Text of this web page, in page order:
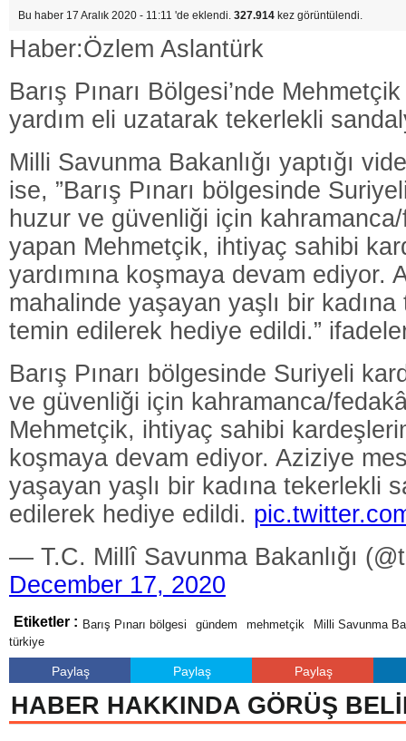
Bu haber 17 Aralık 2020 - 11:11 'de eklendi. 327.914 kez görüntülendi.
Haber:Özlem Aslantürk
Barış Pınarı Bölgesi’nde
yardım eli uzatarak tekerlekli
Milli Savunma Bakanlığı yaptığı
ise, ”Barış Pınarı bölgesinde
huzur ve güvenliği için
yapan Mehmetçik, ihtiyaç sahibi
yardımına koşmaya devam ediyor.
mahalinde yaşayan yaşlı bir
temin edilerek hediye edildi.”
Barış Pınarı bölgesinde Suriyeli
ve güvenliği için kahramanca/
Mehmetçik, ihtiyaç sahibi
koşmaya devam ediyor. Aziziye
yaşayan yaşlı bir kadına tekerlekli
edilerek hediye edildi.
— T.C. Millî Savunma Bakanlığı
December 17, 2020
Etiketler : Barış Pınarı bölgesi gündem mehmetçik
Milli Savunma
türkiye
Paylaş Paylaş Paylaş
HABER HAKKINDA GÖRÜŞ